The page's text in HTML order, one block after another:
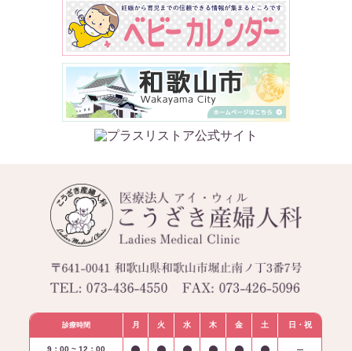
診療時間 月 火 水 木 金 土 日・祝
9：00 ~ 12：00